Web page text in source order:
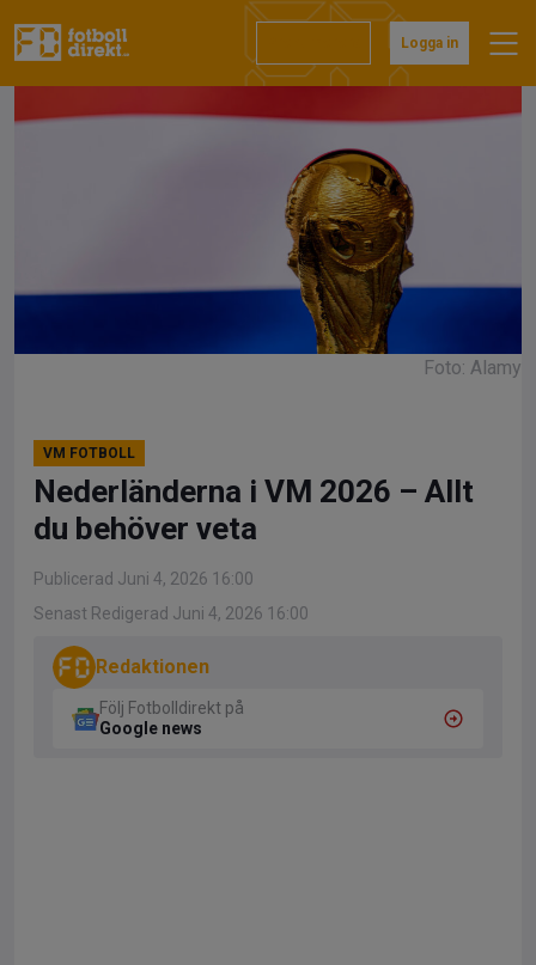
till
Logga in
Foto: Alamy
VM FOTBOLL
Nederländerna i VM 2026 – Allt
du behöver veta
Publicerad Juni 4, 2026 16:00
Senast Redigerad Juni 4, 2026 16:00
Redaktionen
Följ Fotbolldirekt på
Google news